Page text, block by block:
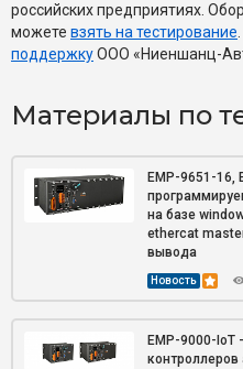
российских предприятиях.
можете взять на тестирование
поддержкуООО «Ниеншанц-
Материалы по
EMP-9651-16,
на базе
ethercat
вывода
Новость
EMP-9000-
контроллеров